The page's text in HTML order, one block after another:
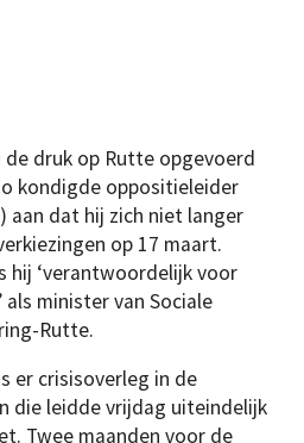
druk op Rutte opgevoerd
kondigde oppositieleider
aan dat hij zich niet langer
op 17 maart.
hij ‘verantwoordelijk voor
minister van Sociale
Rutte.
er crisisoverleg in de
die leidde vrijdag uiteindelijk
Twee maanden voor de